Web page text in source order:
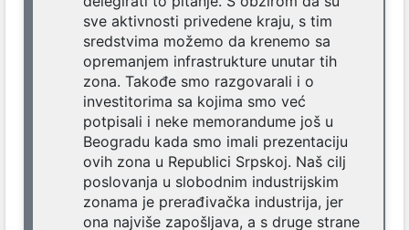
sve aktivnosti privedene kraju, s tim
sredstvima možemo da krenemo sa
opremanjem infrastrukture unutar tih
zona. Takođe smo razgovarali i o
investitorima sa kojima smo već
potpisali i neke memorandume još u
Beogradu kada smo imali prezentaciju
ovih zona u Republici Srpskoj. Naš cilj
poslovanja u slobodnim industrijskim
zonama je prerađivačka industrija, jer
ona najviše zapošljava, a s druge strane